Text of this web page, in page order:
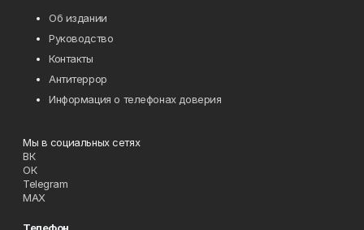
Об издании
Руководство
Контакты
Антитеррор
Информация о телефонах доверия
Мы в социальных сетях
ВК
ОК
Telegram
MAX